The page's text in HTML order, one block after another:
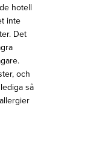
hotell
inte
Det
och
så